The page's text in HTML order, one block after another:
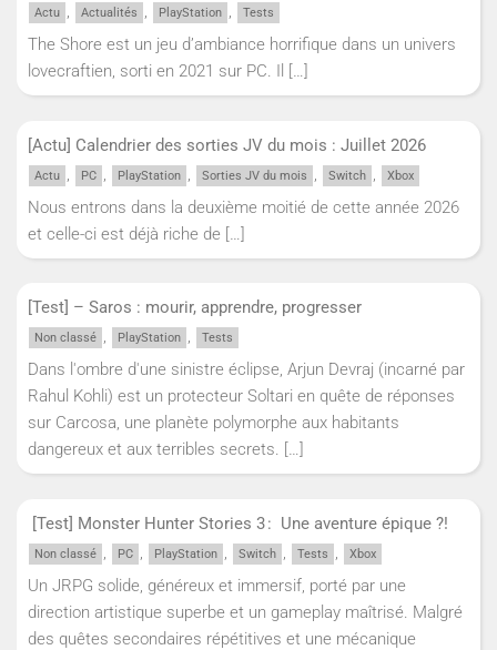
Actu , Actualités , PlayStation , Tests
The Shore est un jeu d’ambiance horrifique dans un univers
lovecraftien, sorti en 2021 sur PC. Il […]
[Actu] Calendrier des sorties JV du mois : Juillet 2026
Actu PC PlayStation Sorties JV du mois Switch Xbox
Nous entrons dans la deuxième moitié de cette année 2026
et celle-ci est déjà riche de […]
[Test] – Saros : mourir, apprendre, progresser
Non classé , PlayStation , Tests
Dans l'ombre d'une sinistre éclipse, Arjun Devraj (incarné par
Rahul Kohli) est un protecteur Soltari en quête de réponses
sur Carcosa, une planète polymorphe aux habitants
dangereux et aux terribles secrets. […]
[Test] Monster Hunter Stories 3 : Une aventure épique ?!
Non classé PC PlayStation Switch Tests Xbox
Un JRPG solide, généreux et immersif, porté par une
direction artistique superbe et un gameplay maîtrisé. Malgré
des quêtes secondaires répétitives et une mécanique